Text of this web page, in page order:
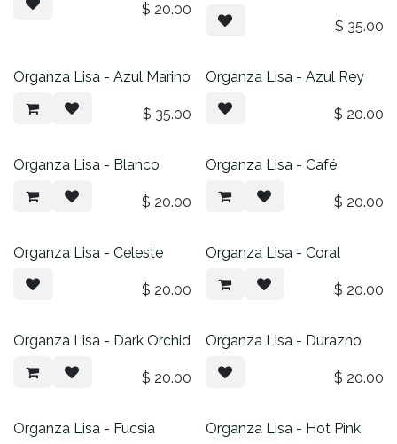
$ 20.00
$ 35.00
Organza Lisa - Azul Marino
$ 35.00
Organza Lisa - Azul Rey
$ 20.00
Organza Lisa - Blanco
$ 20.00
Organza Lisa - Café
$ 20.00
Organza Lisa - Celeste
$ 20.00
Organza Lisa - Coral
$ 20.00
Organza Lisa - Dark Orchid
$ 20.00
Organza Lisa - Durazno
$ 20.00
Organza Lisa - Fucsia Organza Lisa - Hot Pink